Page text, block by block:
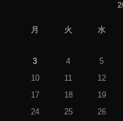
月 火 水
3
4 5
10
11 12
17
18 19
24
25 26